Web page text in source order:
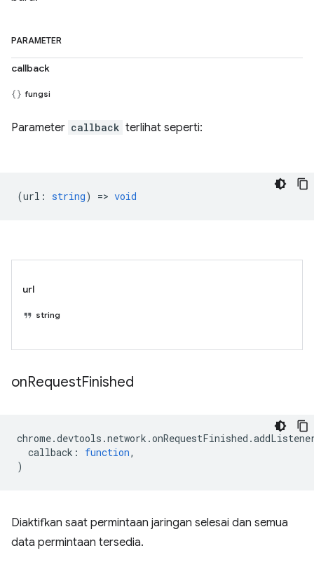
PARAMETER
callback
fungsi
Parameter callback terlihat seperti:
(url : string) => void
url
string
onRequestFinished
chrome.devtools .network .onRequestFinished .
callback : function,
)
Diaktifkan saat permintaan jaringan selesai dan semua
data permintaan tersedia.